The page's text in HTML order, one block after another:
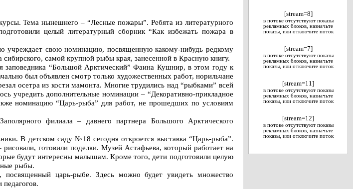
Тема нынешнего – “Лесные пожары”. Ребята из литературного
целый литературный сборник “Как избежать пожара в
учреждает свою номинацию, посвященную какому-нибудь редкому
самой крупной рыбы края, занесенной в Красную книгу.
заповедника “Большой Арктический” Фаина Кушнир, в этом году к
был объявлен смотр только художественных работ, норильчане
осетра из кости мамонта. Многие трудились над “рыбками” всей
учредить дополнительные номинации – “Декоративно-прикладное
номинацию “Царь-рыба” для работ, не прошедших по условиям
филиала – давнего партнера Большого Арктического
В детском саду №18 сегодня откроется выставка “Царь-рыба”.
готовили поделки. Музей Астафьева, который работает на
будут интересны малышам. Кроме того, дети подготовили целую
рыбы.
царь-рыбе. Здесь можно будет увидеть множество
[stream=8]
в потоке отсутствуют показы
рекламных блоков, назначьте
показы, или отключите поток
[stream=7]
в потоке отсутствуют показы
рекламных блоков, назначьте
показы, или отключите поток
[stream=11]
в потоке отсутствуют показы
рекламных блоков, назначьте
показы, или отключите поток
[stream=12]
в потоке отсутствуют показы
рекламных блоков, назначьте
показы, или отключите поток